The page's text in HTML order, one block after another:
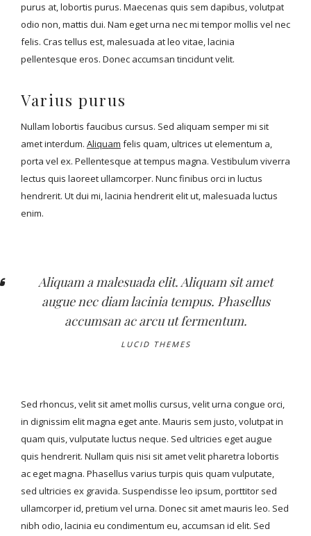
purus at, lobortis purus. Maecenas quis sem dapibus, volutpat
odio non, mattis dui. Nam eget urna nec mi tempor mollis vel nec
felis. Cras tellus est, malesuada at leo vitae, lacinia
pellentesque eros. Donec accumsan tincidunt velit.
Varius purus
Nullam lobortis faucibus cursus. Sed aliquam semper mi sit
amet interdum. Aliquam felis quam, ultrices ut elementum a,
porta vel ex. Pellentesque at tempus magna. Vestibulum viverra
lectus quis laoreet ullamcorper. Nunc finibus orci in luctus
hendrerit. Ut dui mi, lacinia hendrerit elit ut, malesuada luctus
enim.
Aliquam a malesuada elit. Aliquam sit amet
augue nec diam lacinia tempus. Phasellus
accumsan ac arcu ut fermentum.
LUCID THEMES
Sed rhoncus, velit sit amet mollis cursus, velit urna congue orci,
in dignissim elit magna eget ante. Mauris sem justo, volutpat in
quam quis, vulputate luctus neque. Sed ultricies eget augue
quis hendrerit. Nullam quis nisi sit amet velit pharetra lobortis
ac eget magna. Phasellus varius turpis quis quam vulputate,
sed ultricies ex gravida. Suspendisse leo ipsum, porttitor sed
ullamcorper id, pretium vel urna. Donec sit amet mauris leo. Sed
nibh odio, lacinia eu condimentum eu, accumsan id elit. Sed